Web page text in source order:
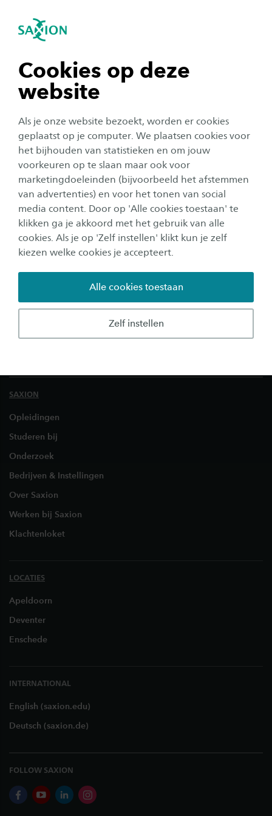
Cookies op deze
website
Als je onze website bezoekt, worden er cookies
geplaatst op je computer. We plaatsen cookies voor
het bijhouden van statistieken en om jouw
voorkeuren op te slaan maar ook voor
marketingdoeleinden (bijvoorbeeld het afstemmen
van advertenties) en voor het tonen van social
media content. Door op 'Alle cookies toestaan' te
klikken ga je akkoord met het gebruik van alle
cookies. Als je op 'Zelf instellen' klikt kun je zelf
kiezen welke cookies je accepteert.
Zelf instellen
Alle cookies toestaan
Open navigation
subnavigation
subnavigation
subnavigation
subnavigation
navigation
Student experience
International Business offers you the
opportunity to determine your own study
career within an international framework. After
my initial studies, I completed an internship in
New York.
Next testimonial
Testimonial Estrella
Ramos Quiles
Footer
Home Opleidingen English Fulltime
SAXION
Opleidingen
Studeren bij
Onderzoek
Bedrijven & Instellingen
Over Saxion
Werken bij Saxion
Klachtenloket
LOCATIES
Apeldoorn
Deventer
Enschede
INTERNATIONAL
English (saxion.edu)
Deutsch (saxion.de)
FOLLOW SAXION
facebookyoutubelinkedininstagram